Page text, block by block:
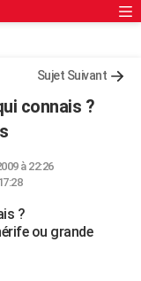
Sujet Suivant
connais ?
à 22:26
?
ou grande